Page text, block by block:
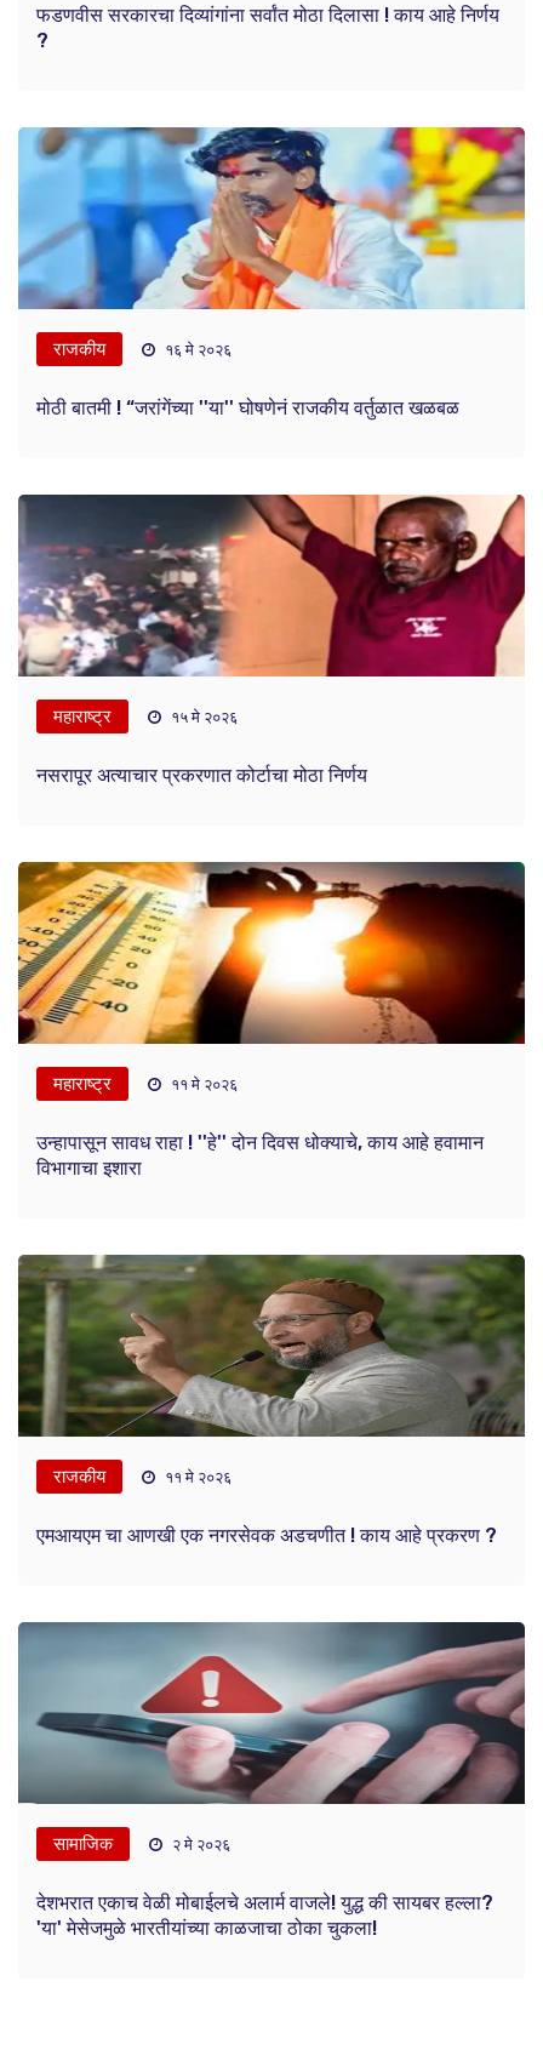
फडणवीस सरकारचा दिव्यांगांना सर्वांत मोठा दिलासा ! काय आहे निर्णय
?
राजकीय १६ मे २०२६
मोठी बातमी ! “जरांगेंच्या ''या'' घोषणेनं राजकीय वर्तुळात खळबळ
महाराष्ट्र १५ मे २०२६
नसरापूर अत्याचार प्रकरणात कोर्टाचा मोठा निर्णय
महाराष्ट्र ११ मे २०२६
उन्हापासून सावध राहा ! ''हे'' दोन दिवस धोक्याचे, काय आहे हवामान
विभागाचा इशारा
राजकीय ११ मे २०२६
एमआयएम चा आणखी एक नगरसेवक अडचणीत ! काय आहे प्रकरण ?
सामाजिक २ मे २०२६
देशभरात एकाच वेळी मोबाईलचे अलार्म वाजले! युद्ध की सायबर हल्ला?
'या' मेसेजमुळे भारतीयांच्या काळजाचा ठोका चुकला!